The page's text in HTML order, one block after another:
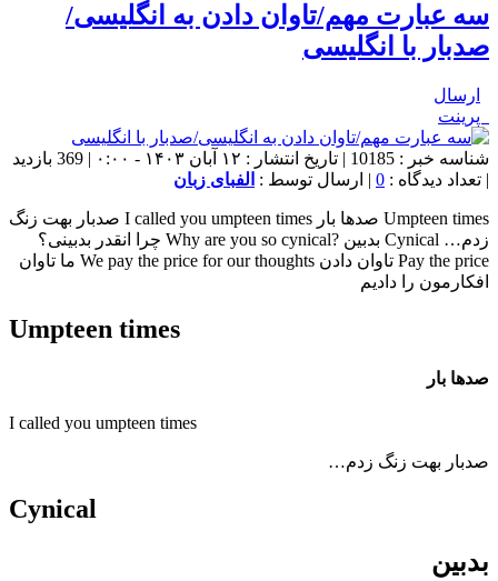
سه عبارت مهم/تاوان دادن به انگلیسی/
صدبار با انگلیسی
ارسال
پرینت
شناسه خبر : 10185 | تاریخ انتشار : ۱۲ آبان ۱۴۰۳ - ۰:۰۰ | 369 بازدید
| تعداد دیدگاه : 0 | ارسال توسط : الفبای زبان
Umpteen times صدها بار I called you umpteen times صدبار بهت زنگ
زدم… Cynical بدبین ?Why are you so cynical چرا انقدر بدبینی؟
Pay the price تاوان دادن We pay the price for our thoughts ما تاوان
افکارمون را دادیم
Umpteen times
صدها بار
I called you umpteen times
صدبار بهت زنگ زدم…
Cynical
بدبین